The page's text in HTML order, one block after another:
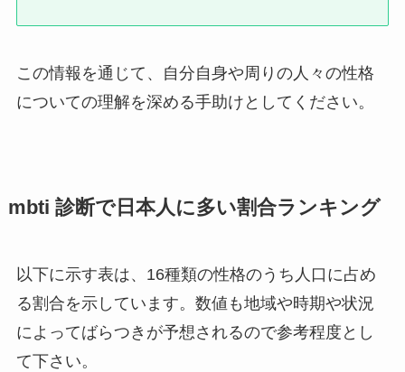
この情報を通じて、自分自身や周りの人々の性格
についての理解を深める手助けとしてください。
mbti 診断で日本人に多い割合ランキング
以下に示す表は、16種類の性格のうち人口に占め
る割合を示しています。数値も地域や時期や状況
によってばらつきが予想されるので参考程度とし
て下さい。